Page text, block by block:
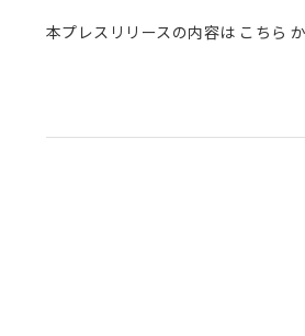
本プレスリリースの内容は こちら